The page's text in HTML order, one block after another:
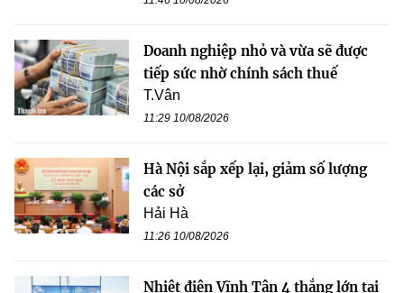
Doanh nghiệp nhỏ và vừa sẽ được
tiếp sức nhờ chính sách thuế
T.Vân
11:29 10/08/2026
Hà Nội sắp xếp lại, giảm số lượng
các sở
Hải Hà
11:26 10/08/2026
Nhiệt điện Vĩnh Tân 4 thắng lớn tại